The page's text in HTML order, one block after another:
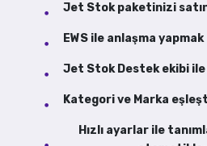
Jet Stok paketinizi
EWS ile anlaşma yapmak
Jet Stok Destek ekibi ile
Kategori ve Marka
Hızlı ayarlar ile